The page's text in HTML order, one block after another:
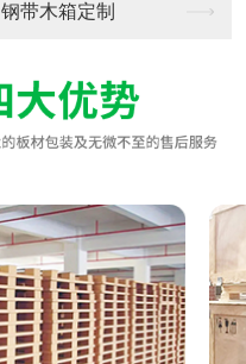
钢带木箱定制